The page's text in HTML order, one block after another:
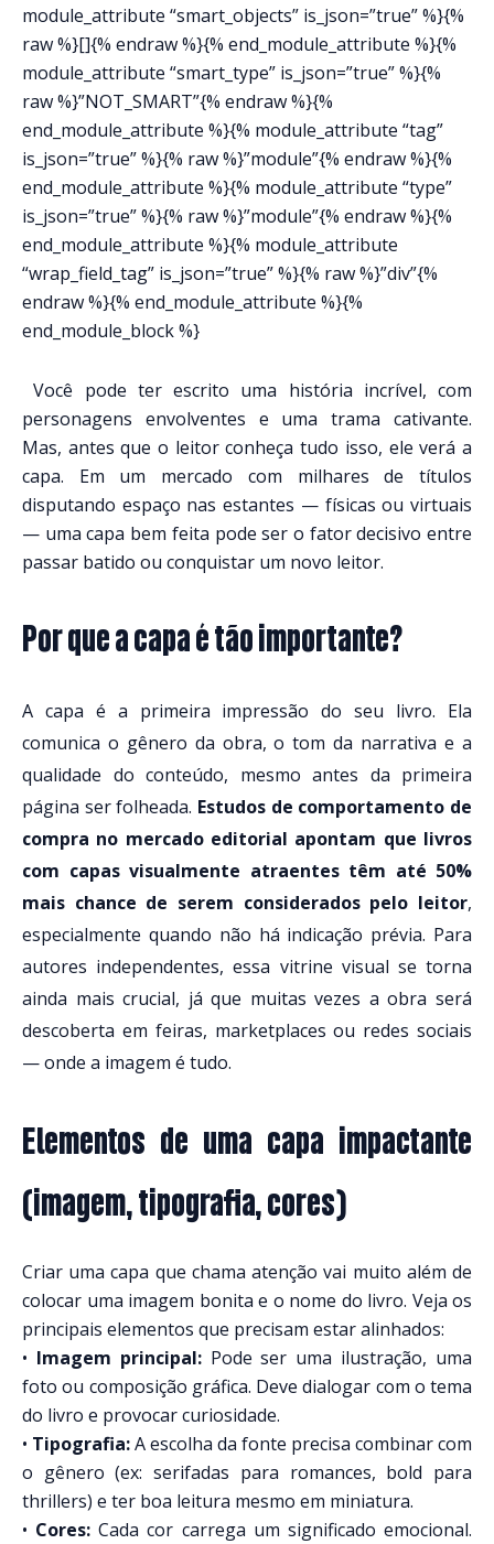
module_attribute “smart_objects” is_json=”true” %}{%
raw %}[]{% endraw %}{% end_module_attribute %}{%
module_attribute “smart_type” is_json=”true” %}{%
raw %}”NOT_SMART”{% endraw %}{%
end_module_attribute %}{% module_attribute “tag”
is_json=”true” %}{% raw %}”module”{% endraw %}{%
end_module_attribute %}{% module_attribute “type”
is_json=”true” %}{% raw %}”module”{% endraw %}{%
end_module_attribute %}{% module_attribute
“wrap_field_tag” is_json=”true” %}{% raw %}”div”{%
endraw %}{% end_module_attribute %}{%
end_module_block %}
Você pode ter escrito uma história incrível, com
personagens envolventes e uma trama cativante.
Mas, antes que o leitor conheça tudo isso, ele verá a
capa. Em um mercado com milhares de títulos
disputando espaço nas estantes — físicas ou virtuais
— uma capa bem feita pode ser o fator decisivo entre
passar batido ou conquistar um novo leitor.
Por que a capa é tão importante?
A capa é a primeira impressão do seu livro. Ela
comunica o gênero da obra, o tom da narrativa e a
qualidade do conteúdo, mesmo antes da primeira
página ser folheada. Estudos de comportamento de
compra no mercado editorial apontam que livros
com capas visualmente atraentes têm até 50%
mais chance de serem considerados pelo leitor,
especialmente quando não há indicação prévia. Para
autores independentes, essa vitrine visual se torna
ainda mais crucial, já que muitas vezes a obra será
descoberta em feiras, marketplaces ou redes sociais
— onde a imagem é tudo.
Elementos de uma capa impactante
(imagem, tipografia, cores)
Criar uma capa que chama atenção vai muito além de
colocar uma imagem bonita e o nome do livro. Veja os
principais elementos que precisam estar alinhados:
• Imagem principal:Pode ser uma ilustração, uma
foto ou composição gráfica. Deve dialogar com o tema
do livro e provocar curiosidade.
• Tipografia:A escolha da fonte precisa combinar com
o gênero (ex: serifadas para romances, bold para
thrillers) e ter boa leitura mesmo em miniatura.
• Cores: Cada cor carrega um significado emocional.